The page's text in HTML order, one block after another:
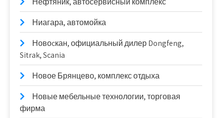
Ниагара, автомойка
Новоcкан, официальный дилер Dongfeng,
Sitrak, Scania
Новое Брянцево, комплекс отдыха
Новые мебельные технологии, торговая
фирма